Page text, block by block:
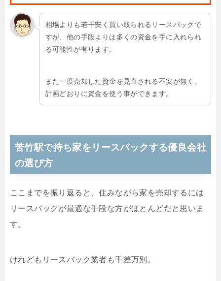
相場よりも若干安く買い取られるリースバックで
すが、他の手段よりは多くの資金を手に入れられ
る可能性が有ります。
また一度売却した資金を見直される不安が無く、
計画どおりに資金を使う事ができます。
苦竹駅で持ち家をリースバックする優良会社
の選び方
ここまでを振り返ると、住みながら家を売却するには
リースバックが最適な手段な方がほとんどだと思いま
す。
けれどもリースバック業者も千差万別。